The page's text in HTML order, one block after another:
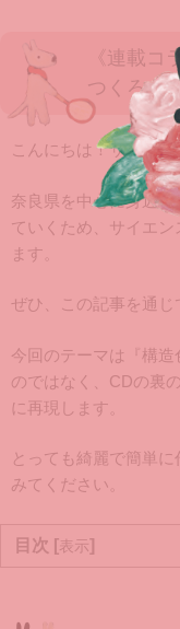
《連載コ
つくろう
こんにちは！サイエン
奈良県を中心に身近
ていくため、サイエ
ます。
ぜひ、この記事を通じ
今回のテーマは『構
のではなく、CDの裏
に再現します。
とっても綺麗で簡単
みてください。
目次 [ 表示